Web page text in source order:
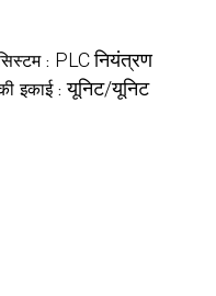
: PLC नियंत्रण
इकाई : यूनिट/यूनिट